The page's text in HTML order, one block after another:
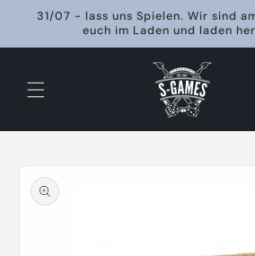
zum
31/07 - lass uns Spielen. Wir sind
euch im Laden und laden